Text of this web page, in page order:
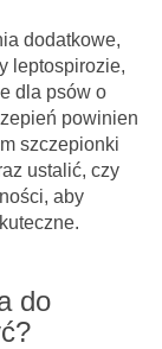
dodatkowe,
leptospirozie,
dla psów o
powinien
szczepionki
ustalić, czy
aby
do